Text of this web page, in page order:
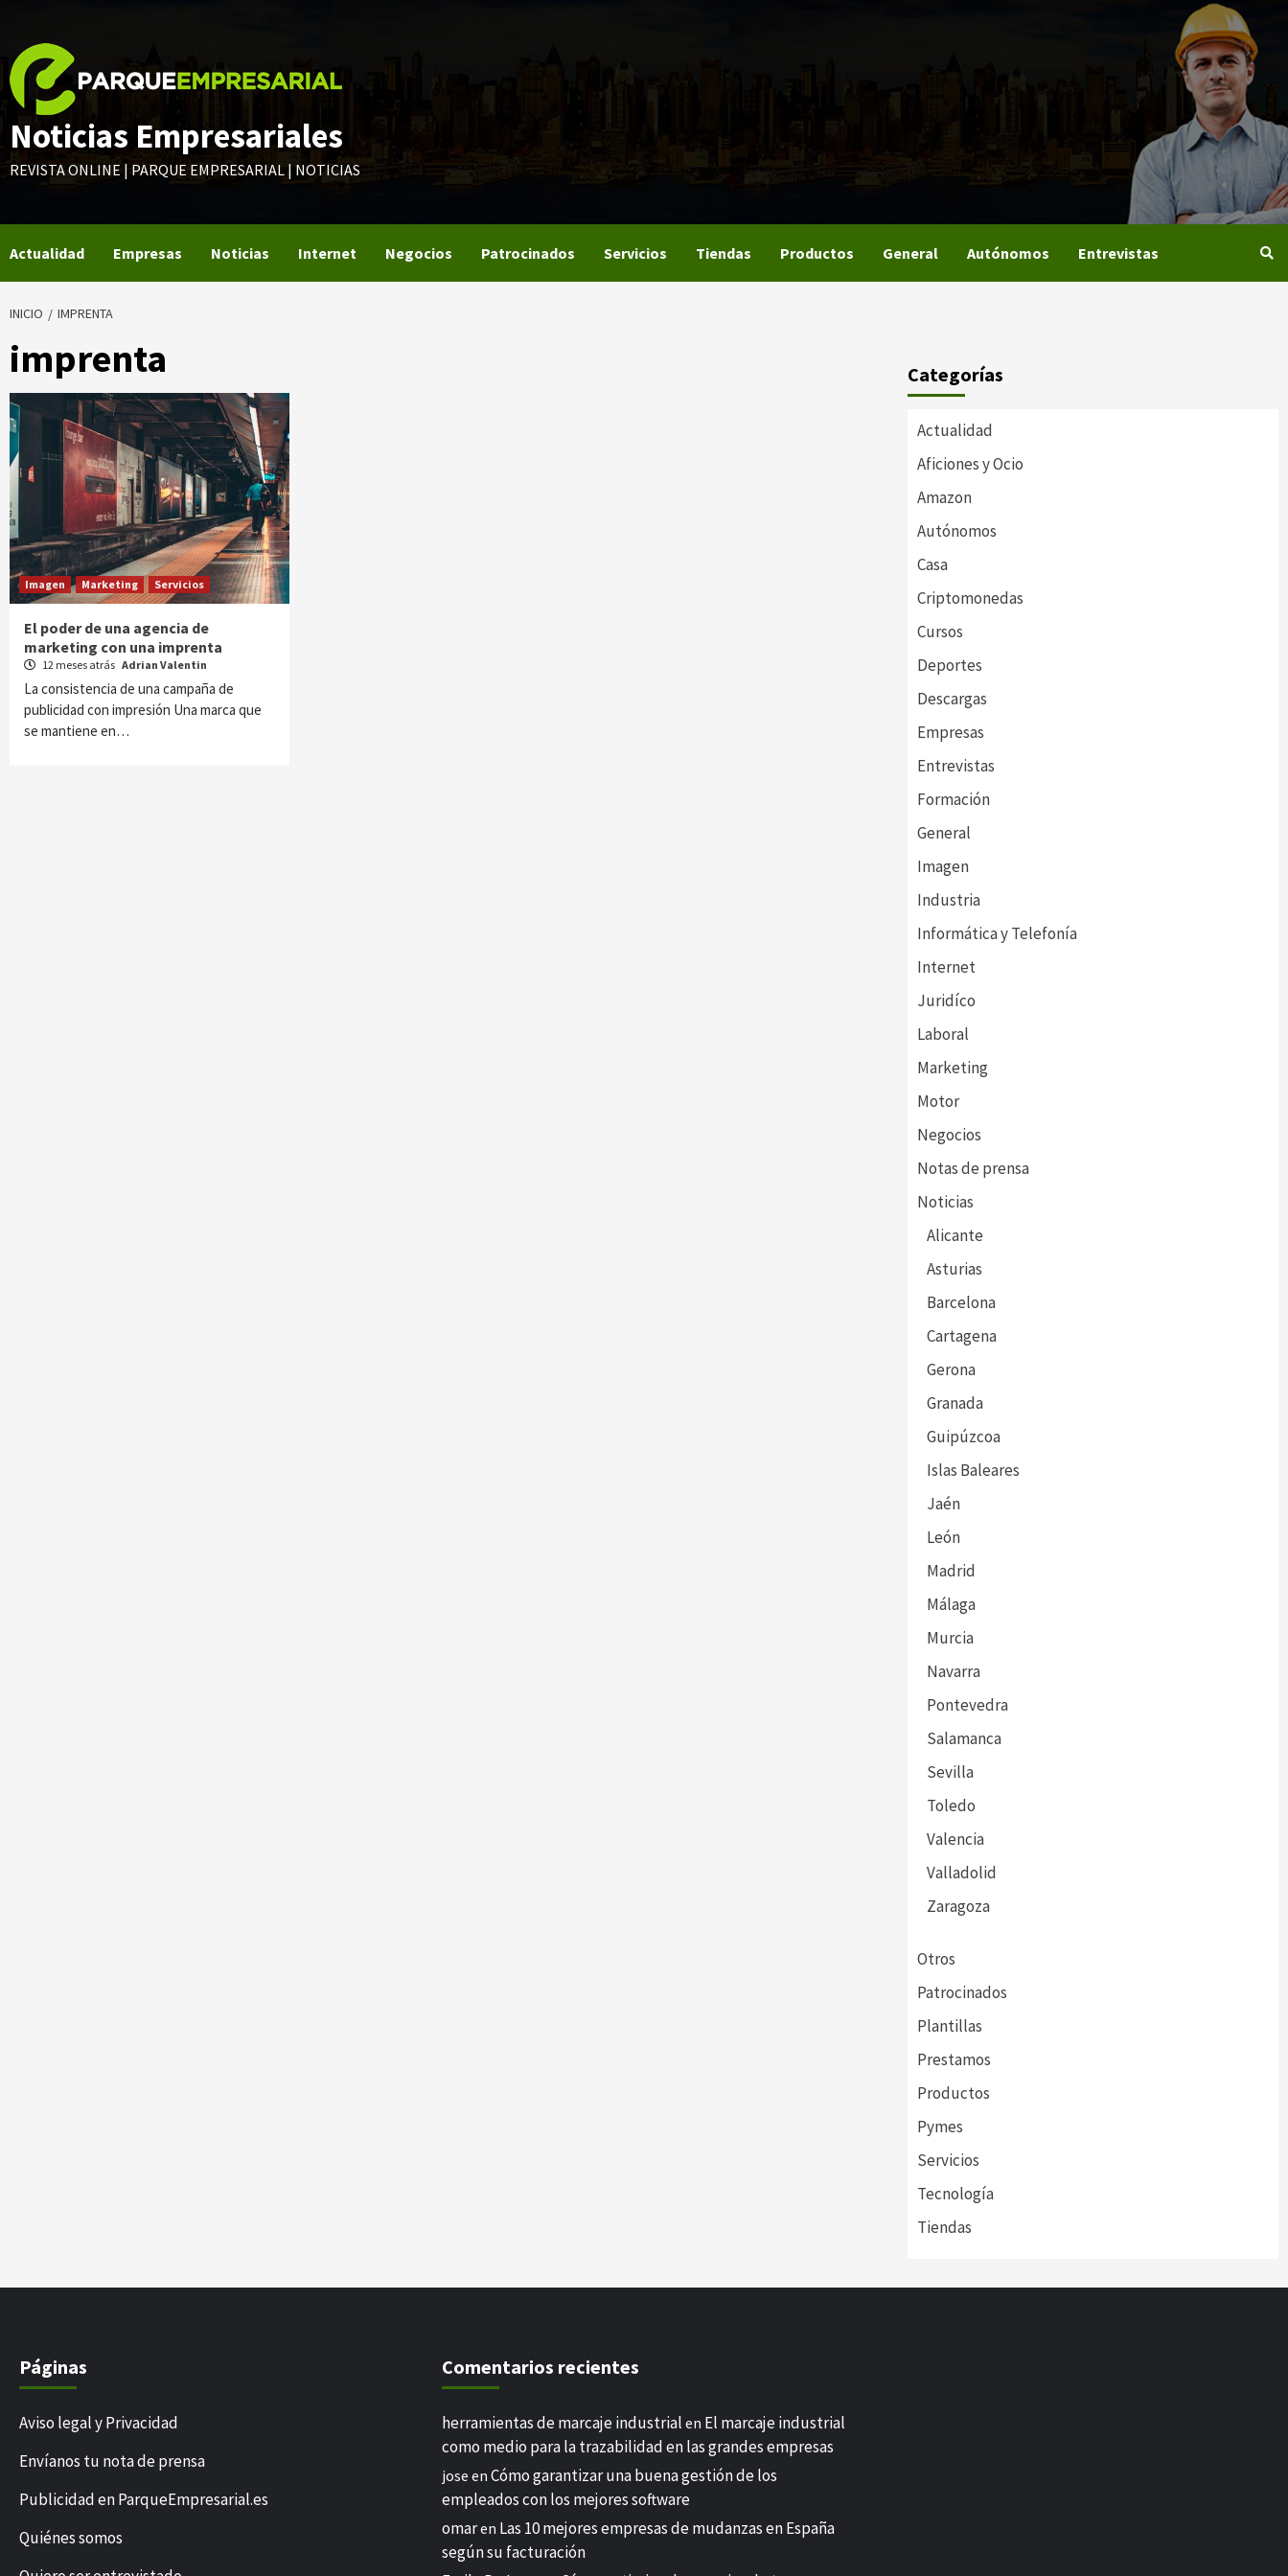
contenido
Noticias Empresariales
REVISTA ONLINE | PARQUE EMPRESARIAL | NOTICIAS
Actualidad Empresas Noticias Internet Negocios Patrocinados Servicios Tiendas Productos General Autónomos Entrevistas
INICIO IMPRENTA
imprenta
Imagen Marketing Servicios
El poder de una agencia de
marketing con una imprenta
12 meses atrás Adrian Valentin
La consistencia de una campaña de
publicidad con impresión Una marca que
se mantiene en…
Categorías
Actualidad
Aficiones y Ocio
Amazon
Autónomos
Casa
Criptomonedas
Cursos
Deportes
Descargas
Empresas
Entrevistas
Formación
General
Imagen
Industria
Informática y Telefonía
Internet
Juridíco
Laboral
Marketing
Motor
Negocios
Notas de prensa
Noticias
Alicante
Asturias
Barcelona
Cartagena
Gerona
Granada
Guipúzcoa
Islas Baleares
Jaén
León
Madrid
Málaga
Murcia
Navarra
Pontevedra
Salamanca
Sevilla
Toledo
Valencia
Valladolid
Zaragoza
Otros
Patrocinados
Plantillas
Prestamos
Productos
Pymes
Servicios
Tecnología
Tiendas
Páginas
Aviso legal y Privacidad
Envíanos tu nota de prensa
Publicidad en ParqueEmpresarial.es
Quiénes somos
Comentarios recientes
herramientas de marcaje industrial en El marcaje industrial
como medio para la trazabilidad en las grandes empresas
jose enCómo garantizar una buena gestión de los
empleados con los mejores software
omaren Las 10 mejores empresas de mudanzas en España
según su facturación